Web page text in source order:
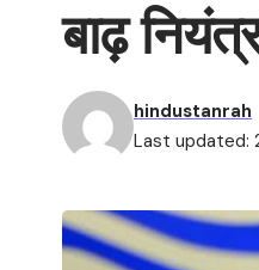
बाढ़
Last updated:
hindustanrah